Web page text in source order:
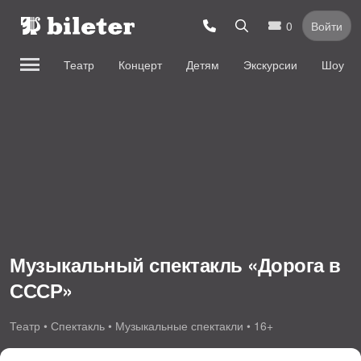
0 Войти
Театр Концерт Детям Экскурсии Шоу
Музыкальный спектакль «Дорога в
СССР»
Театр • Спектакль • Музыкальные спектакли • 16+